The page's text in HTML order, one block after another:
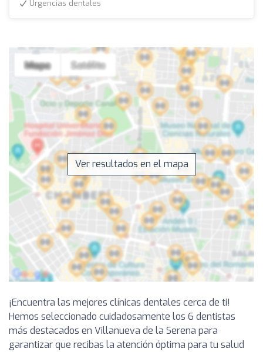
Urgencias dentales
Ver resultados en el mapa
¡Encuentra las mejores clínicas dentales cerca de ti!
Hemos seleccionado cuidadosamente los 6 dentistas
más destacados en Villanueva de la Serena para
garantizar que recibas la atención óptima para tu salud